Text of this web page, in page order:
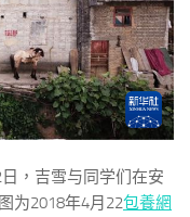
，吉雪与同学们在安
为2018年4月22包養網